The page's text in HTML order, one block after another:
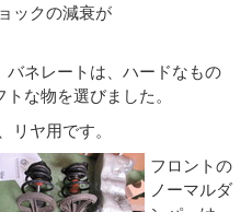
ックの減衰が
バネレートは、ハードなもの
な物を選びました。
リヤ用です。
フロントの
ノーマルダ